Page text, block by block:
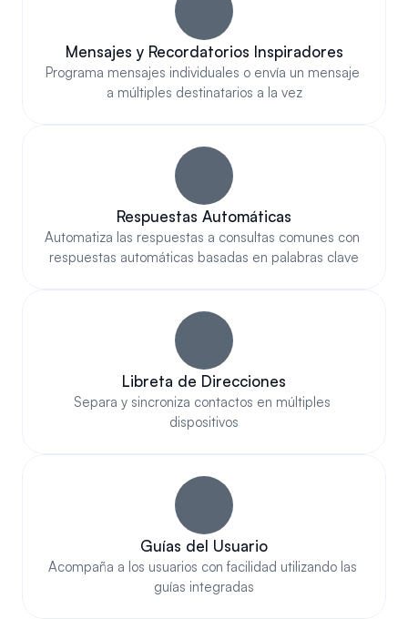
Mensajes y Recordatorios Inspiradores
Programa mensajes individuales o envía un mensaje
a múltiples destinatarios a la vez
Respuestas Automáticas
Automatiza las respuestas a consultas comunes con
respuestas automáticas basadas en palabras clave
Libreta de Direcciones
Separa y sincroniza contactos en múltiples
dispositivos
Guías del Usuario
Acompaña a los usuarios con facilidad utilizando las
guías integradas